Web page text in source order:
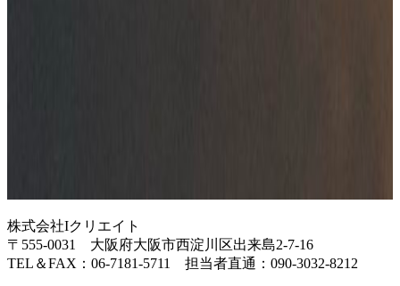
株式会社Iクリエイト
〒555-0031 大阪府大阪市西淀川区出来島2-7-16
TEL＆FAX：06-7181-5711 担当者直通：090-3032-8212